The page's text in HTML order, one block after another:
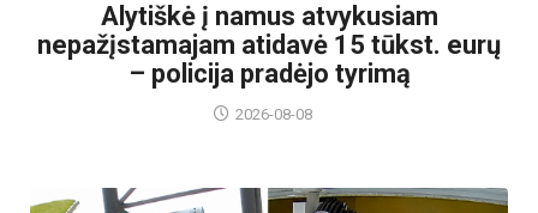
Alytiškė į namus atvykusiam
nepažįstamajam atidavė 15 tūkst. eurų
– policija pradėjo tyrimą
2026-08-08